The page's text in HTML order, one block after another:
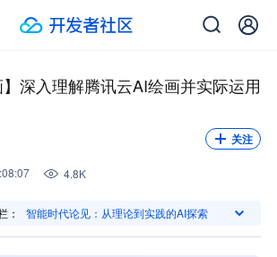
】深入理解腾讯云AI绘画并实际运用
关注
4.8K
： 智能时代论见：从理论到实践的AI探索